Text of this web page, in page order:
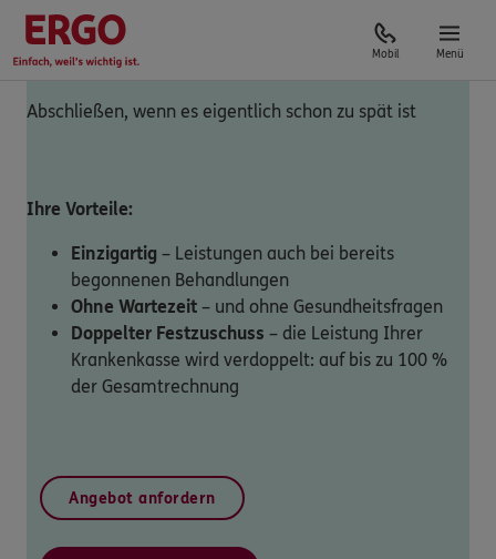
Mobil Menü
Abschließen, wenn es eigentlich schon zu spät ist
Ihre Vorteile:
Einzigartig – Leistungen auch bei bereits
begonnenen Behandlungen
Ohne Wartezeit – und ohne Gesundheitsfragen
Doppelter Festzuschuss – die Leistung Ihrer
Krankenkasse wird verdoppelt: auf bis zu 100 %
der Gesamtrechnung
Angebot anfordern